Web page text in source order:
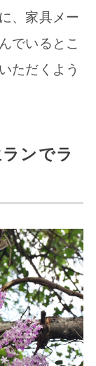
、家具メー
でいるとこ
ただくよう
ンでラ